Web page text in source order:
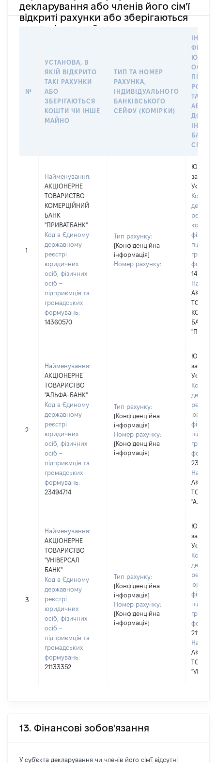
декларування або членів його сім'ї
відкриті рахунки або зберігаються
кошти, інше майно
№
УСТАНОВА, В
ЯКІЙ ВІДКРИТО
ТАКІ РАХУНКИ
АБО
ЗБЕРІГАЮТЬСЯ
КОШТИ ЧИ ІНШЕ
МАЙНО
ТИП ТА НОМЕР
РАХУНКА,
ІНДИВІДУАЛЬНОГО
БАНКІВСЬКОГО
СЕЙФУ (КОМІРКИ)
ПРАВО
ТАКИМ
АБО
ДО
СЕЙФУ
1
Найменування:
АКЦІОНЕРНЕ
ТОВАРИСТВО
КОМЕРЦІЙНИЙ
БАНК
"ПРИВАТБАНК"
Код в Єдиному
державному
реєстрі
юридичних
осіб, фізичних
осіб –
підприємців та
громадських
формувань:
14360570
Тип рахунку:
[Конфіденційна
інформація]
Номер рахунку:
Україні
Код в
реєстрі
БАНК
2
Найменування:
АКЦІОНЕРНЕ
ТОВАРИСТВО
"АЛЬФА-БАНК"
Код в Єдиному
державному
реєстрі
юридичних
осіб, фізичних
осіб –
підприємців та
громадських
формувань:
23494714
Тип рахунку:
[Конфіденційна
інформація]
Номер рахунку:
[Конфіденційна
інформація]
Україні
Код в
реєстрі
3
Найменування:
АКЦІОНЕРНЕ
ТОВАРИСТВО
"УНІВЕРСАЛ
БАНК"
Код в Єдиному
державному
реєстрі
юридичних
осіб, фізичних
осіб –
підприємців та
громадських
формувань:
21133352
Тип рахунку:
[Конфіденційна
інформація]
Номер рахунку:
[Конфіденційна
інформація]
Україні
Код в
реєстрі
13. Фінансові зобов'язання
У суб'єкта декларування чи членів його сім'ї відсутні